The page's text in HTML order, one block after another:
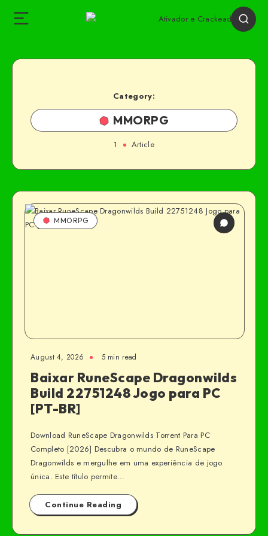
Category:
MMORPG
1 Article
MMORPG
August 4, 2026 5 min read
Baixar RuneScape Dragonwilds
Build 22751248 Jogo para PC
[PT-BR]
Download RuneScape Dragonwilds Torrent Para PC
Completo [2026] Descubra o mundo de RuneScape
Dragonwilds e mergulhe em uma experiência de jogo
única. Este título permite…
Continue Reading